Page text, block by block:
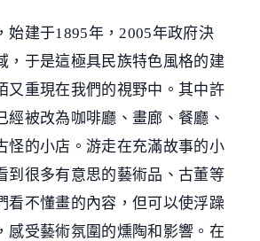
始建于1895年，2005年政府決
，于是這極具民族特色風格的建
又重現在我們的視野中。其中許
經被改為咖啡廳、畫廊、餐廳、
怪的小店。游走在充滿故事的小
到很多有意思的藝術品、古董等
看不懂畫的內容，但可以使浮躁
感受藝術氛圍的燻陶和影響。在